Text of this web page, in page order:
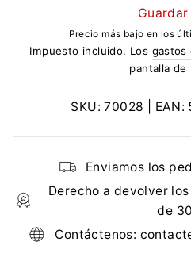
Guardar
Precio más bajo en los
Impuesto incluido. Los gastos
pantalla de
SKU:70028 | EAN:
Enviamos los
Derecho a devolver
de
Contáctenos: